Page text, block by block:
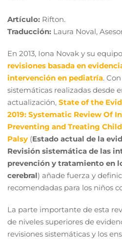
Artículo: Rifton.
Traducción: Laura Noval,
En 2013, Iona Novak y su
revisiones basada en
intervención en pediatría.
sistemáticas realizadas desde
actualización, State of the
2019: Systematic Review Of
Preventing and Treating
Palsy (Estado actual de la
Revisión sistemática de las
prevención y tratamiento en
cerebral) añade fuerza y
recomendadas para los niños
La parte importante de esta
de niveles superiores de
revisiones sistemáticas y los